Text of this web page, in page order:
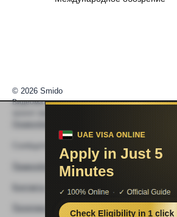
© 2026 Smido
Видеоматериалы встраиваются из открытых
Видео не работает
Правообладателям
Политика конфиденциальности